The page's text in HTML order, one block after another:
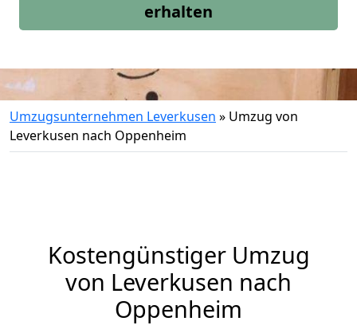
erhalten
Umzugsunternehmen Leverkusen » Umzug von
Leverkusen nach Oppenheim
Kostengünstiger Umzug
von Leverkusen nach
Oppenheim